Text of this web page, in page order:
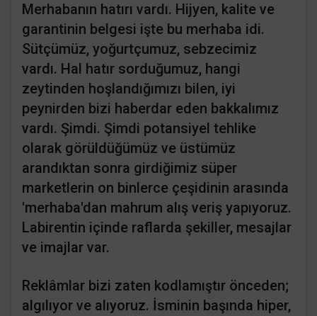
Merhabanın hatırı vardı. Hijyen, kalite ve
garantinin belgesi işte bu merhaba idi.
Sütçümüz, yoğurtçumuz, sebzecimiz
vardı. Hal hatır sorduğumuz, hangi
zeytinden hoşlandığımızı bilen, iyi
peynirden bizi haberdar eden bakkalımız
vardı. Şimdi. Şimdi potansiyel tehlike
olarak görüldüğümüz ve üstümüz
arandıktan sonra girdiğimiz süper
marketlerin on binlerce çeşidinin arasında
'merhaba'dan mahrum alış veriş yapıyoruz.
Labirentin içinde raflarda şekiller, mesajlar
ve imajlar var.
Reklâmlar bizi zaten kodlamıştır önceden;
algılıyor ve alıyoruz. İsminin başında hiper,